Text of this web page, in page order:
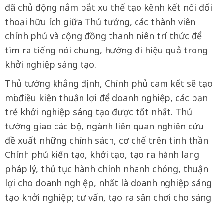
đã chủ động nắm bắt xu thế tạo kênh kết nối đối
thoại hữu ích giữa Thủ tướng, các thành viên
chính phủ và cộng đồng thanh niên trí thức để
tìm ra tiếng nói chung, hướng đi hiệu quả trong
khởi nghiệp sáng tạo.
Thủ tướng khẳng định, Chính phủ cam kết sẽ tạo
mọi điều kiện thuận lợi để doanh nghiệp, các bạn
trẻ khởi nghiệp sáng tạo được tốt nhất. Thủ
tướng giao các bộ, ngành liên quan nghiên cứu
đề xuất những chính sách, cơ chế trên tinh thần
Chính phủ kiến tạo, khởi tạo, tạo ra hành lang
pháp lý, thủ tục hành chính nhanh chóng, thuận
lợi cho doanh nghiệp, nhất là doanh nghiệp sáng
tạo khởi nghiệp; tư vấn, tạo ra sân chơi cho sáng